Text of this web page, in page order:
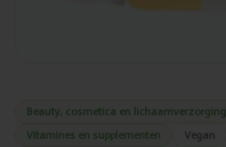
Beauty, cosmetica en lichaamverzorging
Vitamines en supplementen
Vegan